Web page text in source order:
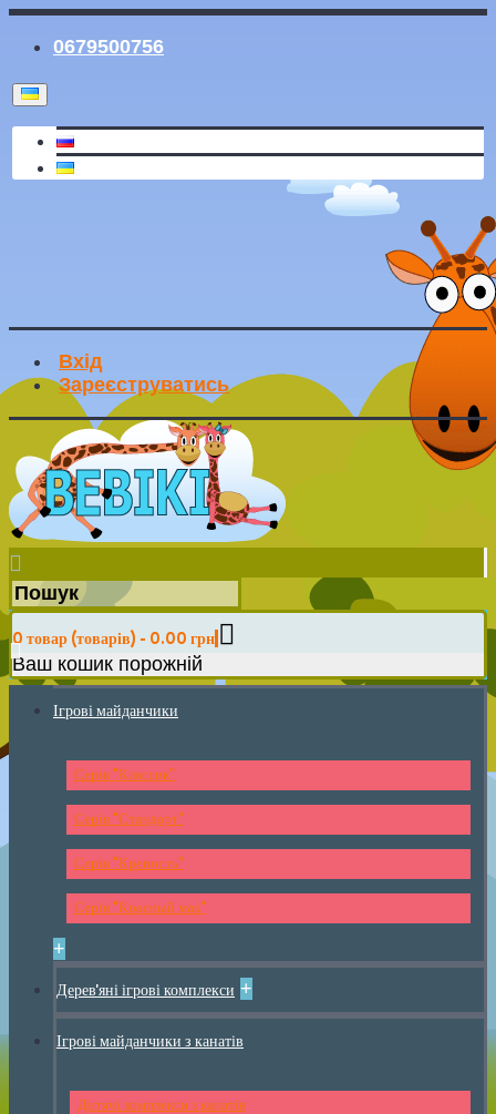
0679500756
Вхід
Зареєструватись
0 товар (товарів) - 0.00 грн
Ваш кошик порожній
Ігрові майданчики
Серія "Классик"
Серія "Стандарт"
Серія "Крепость"
Серія "Красный мак"
+
Дерев'яні ігрові комплекси +
Ігрові майданчики з канатів
Дитячі комплекси з канатів